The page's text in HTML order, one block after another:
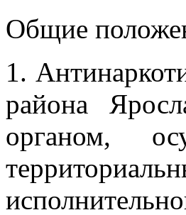
Общие
1.
района
органом,